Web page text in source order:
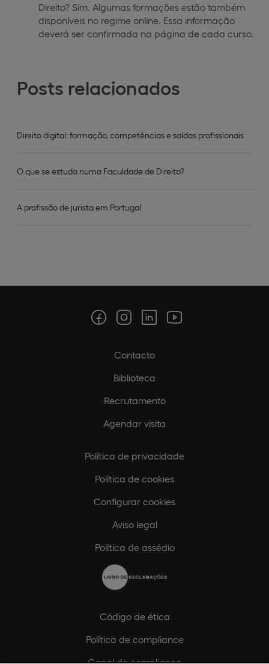
Posts relacionados
Direito digital: formação, competências e saídas profissionais
O que se estuda numa Faculdade de Direito?
A profissão de jurista em Portugal
Direito? Sim. Algumas formações estão também
disponíveis no regime online. Essa informação
deverá ser confirmada na página de cada curso.
Contacto
Biblioteca
Recrutamento
Agendar visita
Política de privacidade
Política de cookies
Configurar cookies
Aviso legal
Política de assédio
Código de ética
Política de compliance